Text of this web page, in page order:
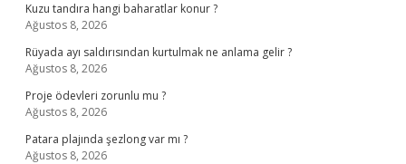
Kuzu tandıra hangi baharatlar konur ?
Ağustos 8, 2026
Rüyada ayı saldırısından kurtulmak ne anlama gelir ?
Ağustos 8, 2026
Proje ödevleri zorunlu mu ?
Ağustos 8, 2026
Patara plajında şezlong var mı ?
Ağustos 8, 2026